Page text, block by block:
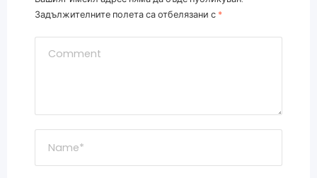
Задължителните полета са отбелязани с *